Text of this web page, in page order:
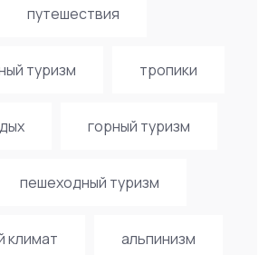
путешествия
туризм тропики
горный туризм
пешеходный туризм
климат альпинизм